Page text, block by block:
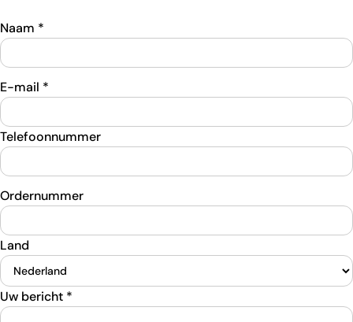
Naam *
E-mail *
Telefoonnummer
Ordernummer
Land
Uw bericht *